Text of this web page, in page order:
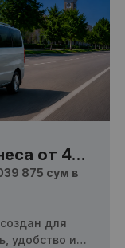
от 4
875 сум в
для
удобство и